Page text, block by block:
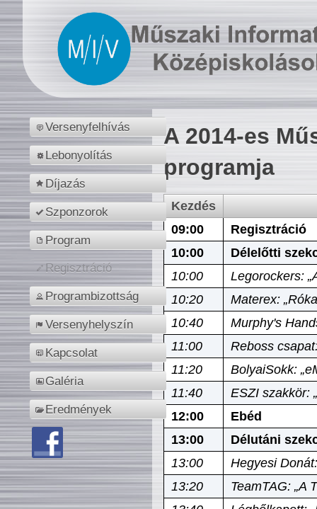
Versenyfelhívás
Lebonyolítás
Díjazás
Szponzorok
Program
Regisztráció
Programbizottság
Versenyhelyszín
Kapcsolat
Galéria
Eredmények
A 2014-es
programja
Kezdés
09:00
Regisztráció
10:00
Délelőtti
10:00
Legorockers:
10:20
Materex:
10:40
Murphy's
11:00
Reboss
11:20
BolyaiSokk:
11:40
ESZI szakkör:
12:00
Ebéd
13:00
Délutáni
13:00
Hegyesi
13:20
TeamTAG: „A